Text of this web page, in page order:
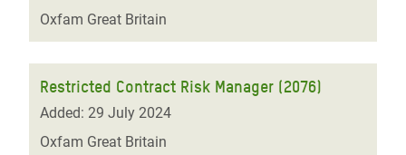
Oxfam Great Britain
Restricted Contract Risk Manager (2076)
Added: 29 July 2024
Oxfam Great Britain